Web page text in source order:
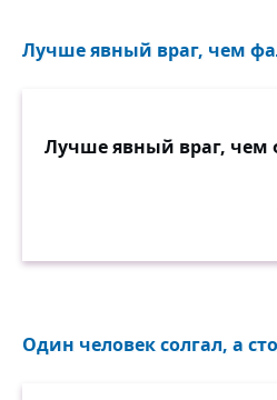
Лучше явный враг, чем
Лучше явный враг,
Один человек солгал, а